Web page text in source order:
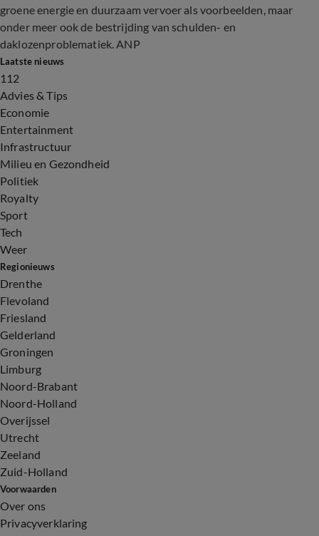
groene energie en duurzaam vervoer als voorbeelden, maar
onder meer ook de bestrijding van schulden- en
daklozenproblematiek. ANP
Laatste nieuws
112
Advies & Tips
Economie
Entertainment
Infrastructuur
Milieu en Gezondheid
Politiek
Royalty
Sport
Tech
Weer
Regionieuws
Drenthe
Flevoland
Friesland
Gelderland
Groningen
Limburg
Noord-Brabant
Noord-Holland
Overijssel
Utrecht
Zeeland
Zuid-Holland
Voorwaarden
Over ons
Privacyverklaring